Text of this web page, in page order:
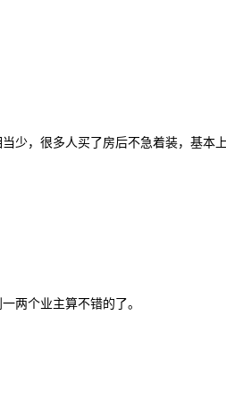
少，很多人买了房后不急着装，基本
两个业主算不错的了。